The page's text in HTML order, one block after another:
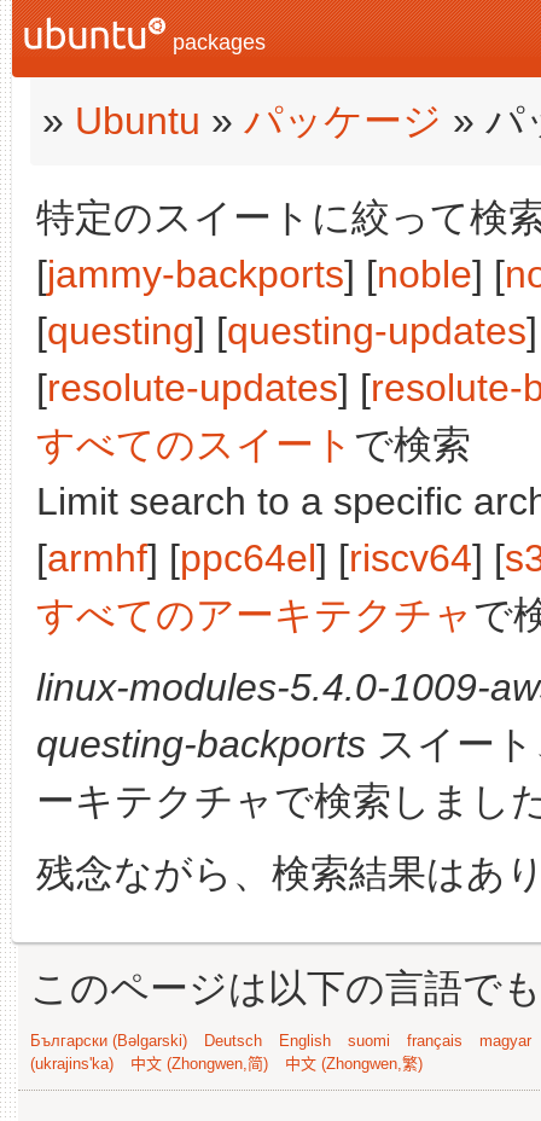
packages
» Ubuntu » パッケージ » パ
特定のスイートに絞って検
[jammy-backports] [noble] [
[questing] [questing-updates
[resolute-updates] [resolute-
すべてのスイート で検索
Limit search to a specific
[armhf] [ppc64el] [riscv64] [
すべてのアーキテクチャで
linux-modules-5.4.0-1009-
questing-backports スイー
ーキテクチャで検索しまし
残念ながら、検索結果はあ
このページは以下の言語で
Български (Bəlgarski) Deutsch English suomi français
magyar
(ukrajins'ka)
中文 (Zhongwen,简) 中文 (Zhongwen,繁)